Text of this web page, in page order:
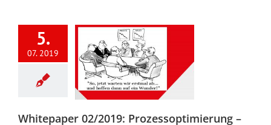
5.
07. 2019
2019:
das
auf
lässt
Whitepaper 02/2019: Prozessoptimierung –